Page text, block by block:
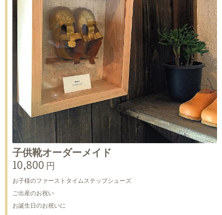
子供靴オーダーメイド
10,800 円
お子様のファーストタイムステップシューズ
ご出産のお祝い
お誕生日のお祝いに